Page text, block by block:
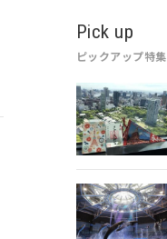
Pick up
ピックアップ特集